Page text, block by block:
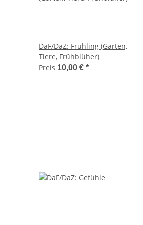
DaF/DaZ: Frühling (Garten,
Tiere, Frühblüher)
Preis 10,00 € *